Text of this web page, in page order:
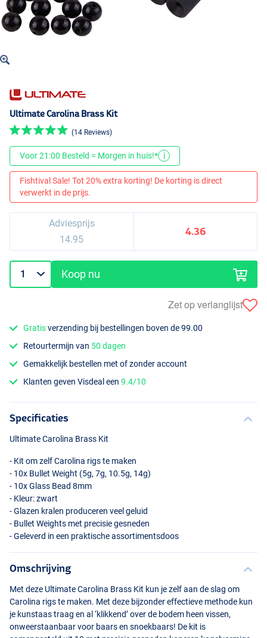
Ultimate Carolina Brass Kit
(14 Reviews)
Voor 21:00 Besteld = Morgen in huis!* i
Fishtival Sale! Tot 20% extra korting! De korting is direct
verwerkt in de prijs.
Adviesprijs
14.95
4.36
Koop nu
Zet op verlanglijst
Gratisverzending bij bestellingen boven de 99.00
Retourtermijn van 50 dagen
Gemakkelijk bestellen met of zonder account
Klanten geven Visdeal een9.4/10
Specificaties
Ultimate Carolina Brass Kit
- Kit om zelf Carolina rigs te maken
- 10x Bullet Weight (5g, 7g, 10.5g, 14g)
- 10x Glass Bead 8mm
- Kleur: zwart
- Glazen kralen produceren veel geluid
- Bullet Weights met precisie gesneden
- Geleverd in een praktische assortimentsdoos
Omschrijving
Met deze Ultimate Carolina Brass Kit kun je zelf aan de slag om
Carolina rigs te maken. Met deze bijzonder effectieve methode kun
je kunstaas traag en al ‘klikkend’ over de bodem heen vissen,
onweerstaanbaar voor baars en snoekbaars! De kit is